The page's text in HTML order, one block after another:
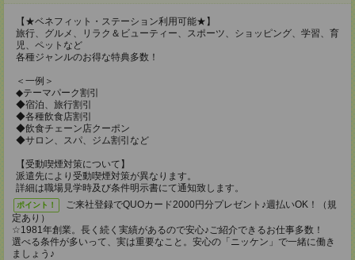
【★ベネフィット・ステーション利用可能★】
旅行、グルメ、リラク＆ビューティー、スポーツ、ショッピング、学習、育
児、ペットなど
各種ジャンルのお得な特典多数！
＜一例＞
◆テーマパーク割引
◆宿泊、旅行割引
◆各種飲食店割引
◆飲食チェーン店クーポン
◆サロン、スパ、ジム割引など
【受動喫煙対策について】
派遣先により受動喫煙対策が異なります。
詳細は職場見学時及び条件明示書にて通知致します。
ポイント！
ご来社登録でQUOカード2000円分プレゼント♪週払いOK！（規
定あり）
☆1981年創業。長く続く実績があるので安心♪ご紹介できるお仕事多数！
選べる条件が多いって、実は重要なこと。安心の「ニッケン」で一緒に働き
ましょう♪